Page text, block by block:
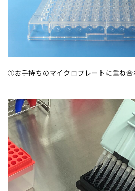
①お手持ちのマイクロプレートに重ね合